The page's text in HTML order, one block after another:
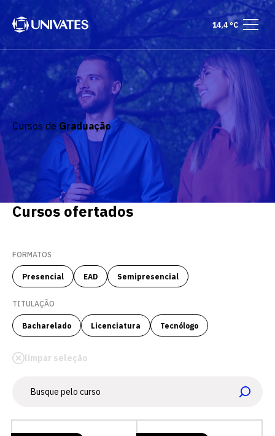
14,4 °C
Cursos de Graduação
Cursos ofertados
FORMATOS
Presencial EAD Semipresencial
TITULAÇÃO
Bacharelado Licenciatura Tecnólogo
limpar seleção